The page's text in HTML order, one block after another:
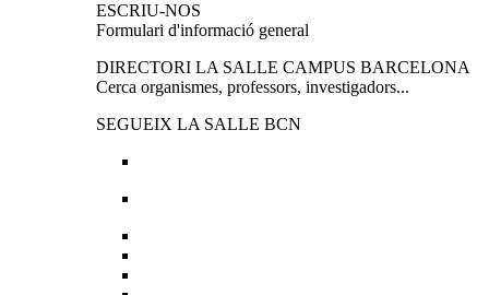
ESCRIU-NOS
Formulari d'informació general
DIRECTORI LA SALLE CAMPUS BARCELONA
Cerca organismes, professors, investigadors...
SEGUEIX LA SALLE BCN